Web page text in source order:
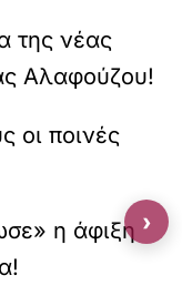
της νέας
Αλαφούζου!
οι ποινές
η άφιξη ›